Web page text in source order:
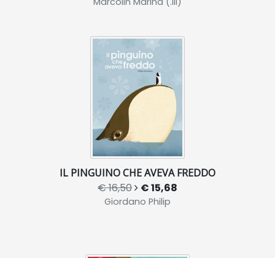
IL PINGUINO CHE AVEVA FREDDO
€ 16,50 € 15,68
Giordano Philip